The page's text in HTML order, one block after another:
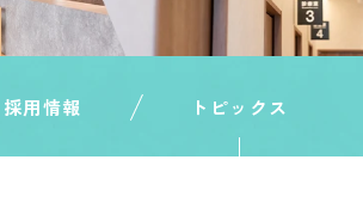
採用情報 トピックス